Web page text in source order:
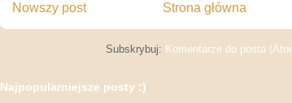
Nowszy post Strona główna
Subskrybuj: Komentarze do posta
Najpopularniejsze posty :)